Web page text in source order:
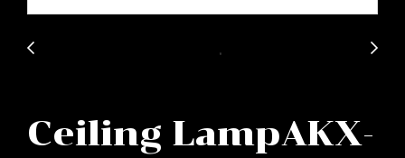
Ceiling LampAKX-